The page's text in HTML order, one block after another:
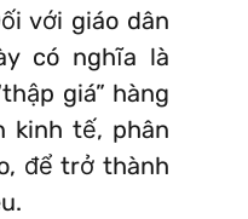
với giáo dân
có nghĩa là
giá” hàng
kinh tế, phân
để trở thành